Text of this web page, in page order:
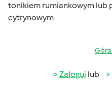
tonikiem rumiankowym lub
cytrynowym
Zaloguj lub